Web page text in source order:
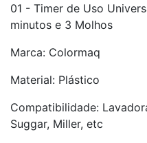
01 - Timer de Uso
minutos e 3 Molhos
Marca: Colormaq
Material: Plástico
Compatibilidade:
Suggar, Miller, etc